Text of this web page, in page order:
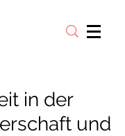
in der
und